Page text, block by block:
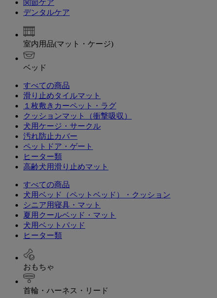
関節ケア
デンタルケア
室内用品(マット・ケージ)
ベッド
すべての商品
滑り止めタイルマット
１枚敷きカーペット・ラグ
クッションマット（衝撃吸収）
犬用ケージ・サークル
汚れ防止カバー
ペットドア・ゲート
ヒーター類
高齢犬用滑り止めマット
すべての商品
犬用ベッド（ペットベッド）・クッション
シニア用寝具・マット
夏用クールベッド・マット
犬用ベットパッド
ヒーター類
おもちゃ
首輪・ハーネス・リード